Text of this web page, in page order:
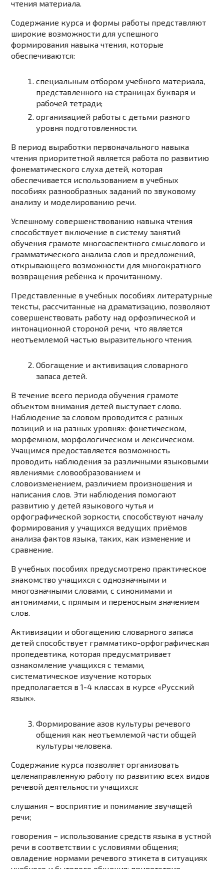
чтения материала.
Содержание курса и формы работы представляют
широкие возможности для успешного
формирования навыка чтения, которые
обеспечиваются:
специальным отбором учебного материала,
представленного на страницах букваря и
рабочей тетради;
организацией работы с детьми разного
уровня подготовленности.
В период выработки первоначального навыка
чтения приоритетной является работа по развитию
фонематического слуха детей, которая
обеспечивается использованием в учебных
пособиях разнообразных заданий по звуковому
анализу и моделированию речи.
Успешному совершенствованию навыка чтения
способствует включение в систему занятий
обучения грамоте многоаспектного смыслового и
грамматического анализа слов и предложений,
открывающего возможности для многократного
возвращения ребёнка к прочитанному.
Представленные в учебных пособиях литературные
тексты, рассчитанные на драматизацию, позволяют
совершенствовать работу над орфоэпической и
интонационной стороной речи, что является
неотъемлемой частью выразительного чтения.
Обогащение и активизация словарного
запаса детей.
В течение всего периода обучения грамоте
объектом внимания детей выступает слово.
Наблюдение за словом проводится с разных
позиций и на разных уровнях: фонетическом,
морфемном, морфологическом и лексическом.
Учащимся предоставляется возможность
проводить наблюдения за различными языковыми
явлениями: словообразованием и
словоизменением, различием произношения и
написания слов. Эти наблюдения помогают
развитию у детей языкового чутья и
орфографической зоркости, способствуют началу
формирования у учащихся ведущих приёмов
анализа фактов языка, таких, как изменение и
сравнение.
В учебных пособиях предусмотрено практическое
знакомство учащихся с однозначными и
многозначными словами, с синонимами и
антонимами, с прямым и переносным значением
слов.
Активизации и обогащению словарного запаса
детей способствует грамматико-орфографическая
пропедевтика, которая предусматривает
ознакомление учащихся с темами,
систематическое изучение которых
предполагается в 1-4 классах в курсе «Русский
язык».
Формирование азов культуры речевого
общения как неотъемлемой части общей
культуры человека.
Содержание курса позволяет организовать
целенаправленную работу по развитию всех видов
речевой деятельности учащихся:
слушания – восприятие и понимание звучащей
речи;
говорения – использование средств языка в устной
речи в соответствии с условиями общения;
овладение нормами речевого этикета в ситуациях